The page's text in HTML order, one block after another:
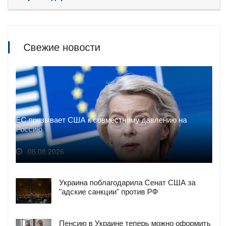
Свежие новости
ЕС призывает США к совместному давлению на
Россию
08.08.2026
Украина поблагодарила Сенат США за
"адские санкции" против РФ
Пенсию в Украине теперь можно оформить